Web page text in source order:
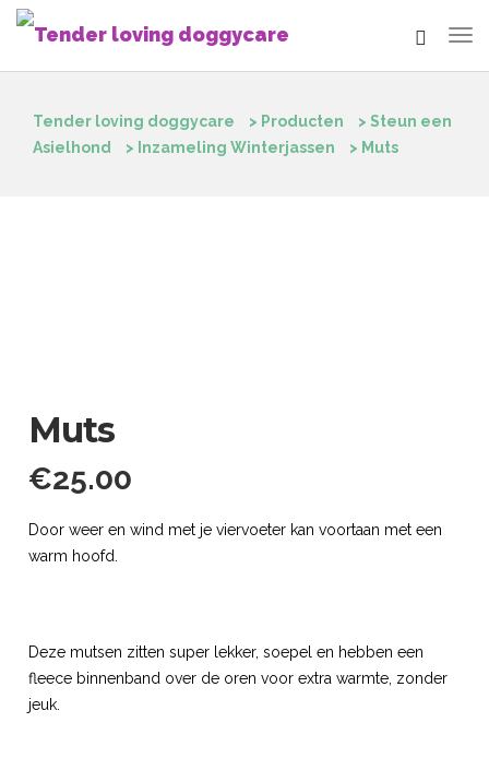
Tender loving doggycare > Producten > Steun een
Asielhond
> Inzameling Winterjassen > Muts
Muts
€25.00
Door weer en wind met je viervoeter kan voortaan met een
warm hoofd.
Deze mutsen zitten super lekker, soepel en hebben een
fleece binnenband over de oren voor extra warmte, zonder
jeuk.